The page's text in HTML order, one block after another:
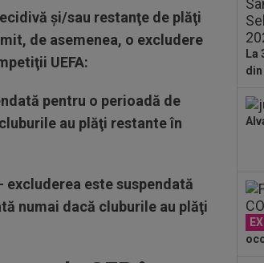
şi/sau restanţe de plăţi
de asemenea, o excludere
UEFA:
pentru o perioadă de
au plăţi restante în
excluderea este suspendată
numai dacă cluburile au plăţi
ți
La